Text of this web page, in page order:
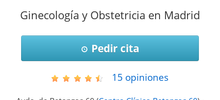
Ginecología y Obstetricia en Madrid
Pedir cita
15 opiniones